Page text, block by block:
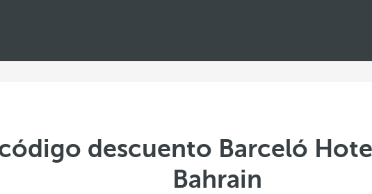
descuento Barceló
Bahrain